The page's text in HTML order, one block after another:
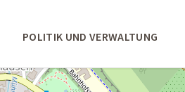
POLITIK UND VERWALTUNG